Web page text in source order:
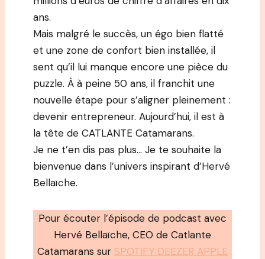
ans.
Mais malgré le succès, un égo bien flatté
et une zone de confort bien installée, il
sent qu’il lui manque encore une pièce du
puzzle. À à peine 50 ans, il franchit une
nouvelle étape pour s’aligner pleinement :
devenir entrepreneur. Aujourd’hui, il est à
la tête de CATLANTE Catamarans.
Je ne t’en dis pas plus… Je te souhaite la
bienvenue dans l’univers inspirant d’Hervé
Bellaïche.
Pour écouter l’épisode de podcast avec
Hervé Bellaïche, CEO de Catlante
Catamarans sur SPOTIFY DEEZER APPLE